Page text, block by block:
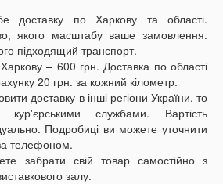
по Харкову та області.
якого масштабу ваше замовлення.
підходящий транспорт.
– 600 грн. Доставка по області
20 грн. за кожний кілометр.
доставку в інші регіони України, то
службами. Вартість
Подробиці ви можете уточнити
телефоном.
забрати свій товар самостійно з
залу.